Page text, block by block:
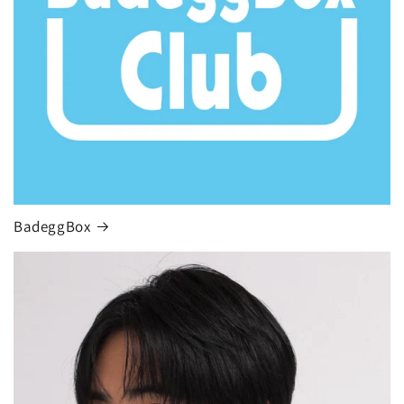
BadeggBox